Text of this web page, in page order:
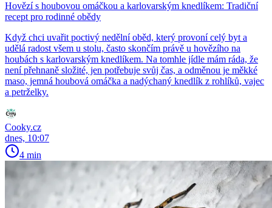
Hovězí s houbovou omáčkou a karlovarským knedlíkem: Tradiční
recept pro rodinné obědy
Když chci uvařit poctivý nedělní oběd, který provoní celý byt a
udělá radost všem u stolu, často skončím právě u hovězího na
houbách s karlovarským knedlíkem. Na tomhle jídle mám ráda, že
není přehnaně složité, jen potřebuje svůj čas, a odměnou je měkké
maso, jemná houbová omáčka a nadýchaný knedlík z rohlíků, vajec
a petrželky.
Cooky.cz
dnes, 10:07
4 min